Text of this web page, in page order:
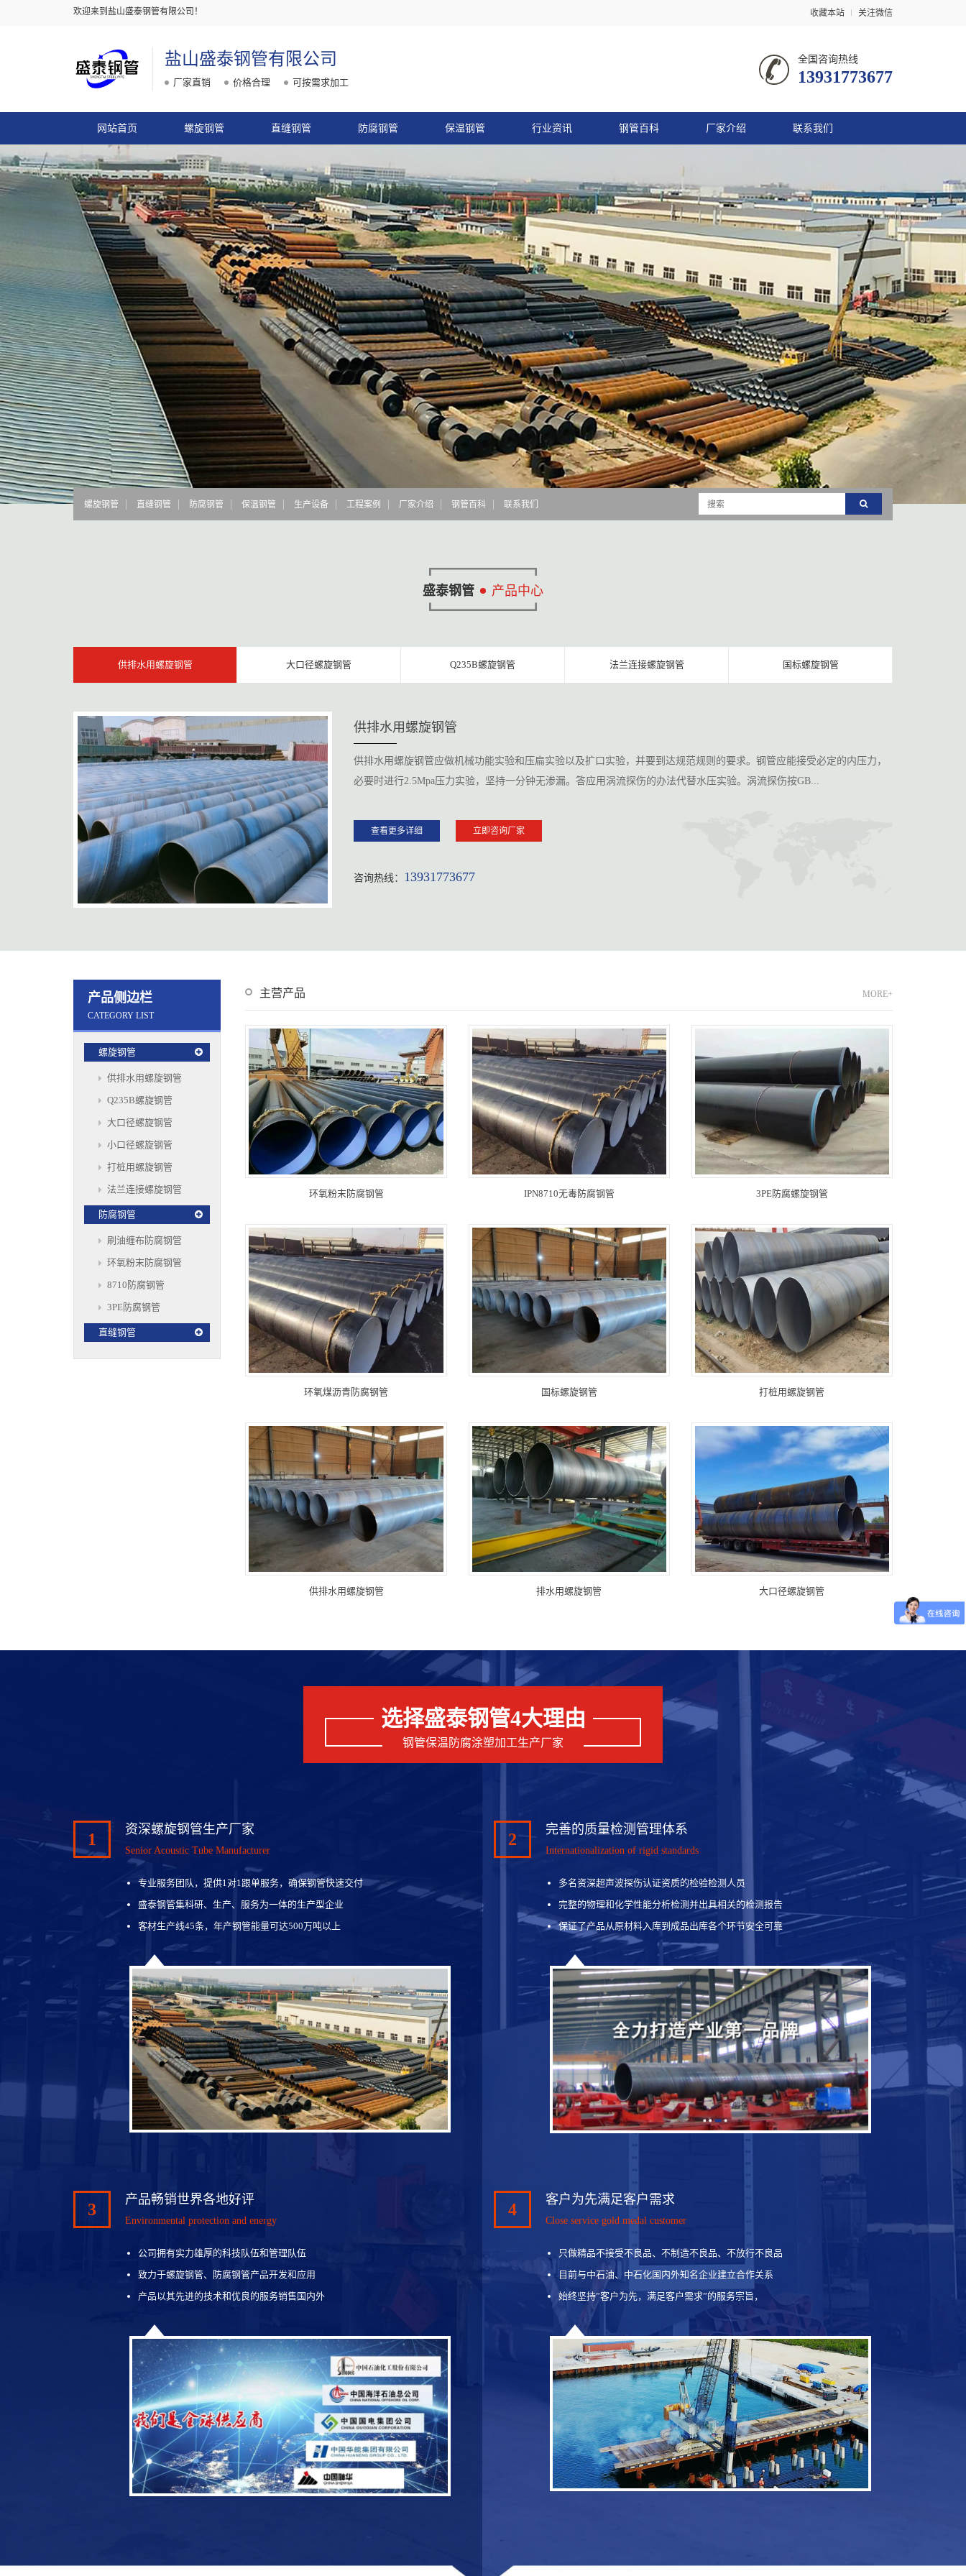
欢迎来到盐山盛泰钢管有限公司！ 收藏本站 关注微信
盐山盛泰钢管有限公司
厂家直销 价格合理 可按需求加工
全国咨询热线
13931773677
网站首页 螺旋钢管 直缝钢管 防腐钢管 保温钢管 行业资讯 钢管百科 厂家介绍 联系我们
螺旋钢管 直缝钢管 防腐钢管 保温钢管 生产设备 工程案例 厂家介绍 钢管百科 联系我们
盛泰钢管 产品中心
供排水用螺旋钢管 大口径螺旋钢管 Q235B螺旋钢管 法兰连接螺旋钢管 国标螺旋钢管
供排水用螺旋钢管
供排水用螺旋钢管应做机械功能实验和压扁实验以及扩口实验，并要到达规范规则的要求。钢管应能接受必定的内压力，
必要时进行2.5Mpa压力实验，坚持一分钟无渗漏。答应用涡流探伤的办法代替水压实验。涡流探伤按GB...
查看更多详细 立即咨询厂家
咨询热线： 13931773677
产品侧边栏
CATEGORY LIST
螺旋钢管
供排水用螺旋钢管
Q235B螺旋钢管
大口径螺旋钢管
小口径螺旋钢管
打桩用螺旋钢管
法兰连接螺旋钢管
防腐钢管
刷油缠布防腐钢管
环氧粉末防腐钢管
8710防腐钢管
3PE防腐钢管
直缝钢管
主营产品 MORE+
环氧粉末防腐钢管 IPN8710无毒防腐钢管 3PE防腐螺旋钢管
环氧煤沥青防腐钢管 国标螺旋钢管 打桩用螺旋钢管
供排水用螺旋钢管 排水用螺旋钢管 大口径螺旋钢管
选择盛泰钢管4大理由
钢管保温防腐涂塑加工生产厂家
1
资深螺旋钢管生产厂家
Senior Acoustic Tube Manufacturer
专业服务团队，提供1对1跟单服务，确保钢管快速交付
盛泰钢管集科研、生产、服务为一体的生产型企业
客材生产线45条，年产钢管能量可达500万吨以上
2
完善的质量检测管理体系
Internationalization of rigid standards
多名资深超声波探伤认证资质的检验检测人员
完整的物理和化学性能分析检测并出具相关的检测报告
保证了产品从原材料入库到成品出库各个环节安全可靠
3
产品畅销世界各地好评
Environmental protection and energy
公司拥有实力雄厚的科技队伍和管理队伍
致力于螺旋钢管、防腐钢管产品开发和应用
产品以其先进的技术和优良的服务销售国内外
4
客户为先满足客户需求
Close service gold medal customer
只做精品不接受不良品、不制造不良品、不放行不良品
目前与中石油、中石化国内外知名企业建立合作关系
始终坚持”客户为先，满足客户需求”的服务宗旨，